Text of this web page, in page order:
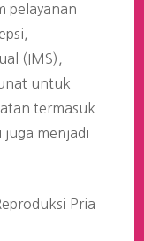
pelayanan
(IMS),
untuk
termasuk
juga menjadi
Pria